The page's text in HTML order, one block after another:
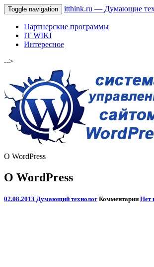
Toggle navigation itthink.ru — Думающие
Партнерские программы
IT WIKI
Интересное
-->
О WordPress
О WordPress
02.08.2013 Думающий технолог Комментарии Нет